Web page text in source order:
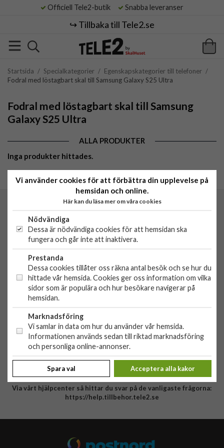
Officiell Tele2-butik Snabba leveranser
↪️ Tillbaka till Tele2.se
Startsida / Specialkategorier / Egenskapskategorier till telefoner /
Fodral med löstagbart skal till Samsung Galaxy S25 Ultra
Fodral med löstagbart skal till Samsung
Galaxy S25 Ultra
ALLA PRODUKTER
Inga produkter hittades.
Morabergsvägen 8
15242 Södertälje
Org. nr: 556881-9238
HANDLA
Outlet
Varumärken
Specialkategorier
Kundservice
90 dagars öppet köp
ÖVRIGT
Om cookies
Integritetspolicy
Via vårt hjälpcenter så hittar du svar på de vanligaste frågorna:
https://help.tillbehor.tele2.se
Vi använder cookies för att förbättra din upplevelse på
hemsidan och online.
Här kan du läsa mer om våra cookies
Nödvändiga
Dessa är nödvändiga cookies för att hemsidan ska
fungera och går inte att inaktivera.
Prestanda
Dessa cookies tillåter oss räkna antal besök och se hur du
hittade vår hemsida. Cookies ger oss information om vilka
sidor som är populära och hur besökare navigerar på
hemsidan.
Marknadsföring
Vi samlar in data om hur du använder vår hemsida.
Informationen används sedan till riktad marknadsföring
och personliga online-annonser.
Spara val Acceptera alla kakor